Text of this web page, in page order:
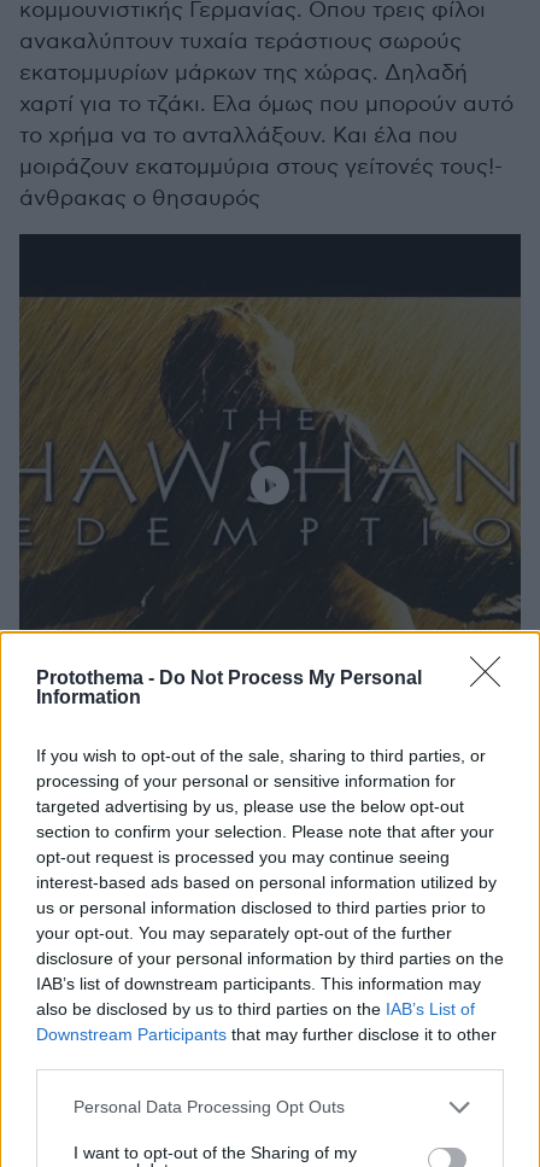
Protothema - Do Not Process My Personal
Information
If you wish to opt-out of the sale, sharing to third parties, or
processing of your personal or sensitive information for
targeted advertising by us, please use the below opt-out
section to confirm your selection. Please note that after your
opt-out request is processed you may continue seeing
interest-based ads based on personal information utilized by
us or personal information disclosed to third parties prior to
your opt-out. You may separately opt-out of the further
disclosure of your personal information by third parties on the
IAB’s list of downstream participants. This information may
also be disclosed by us to third parties on the IAB’s List of
Downstream Participants that may further disclose it to other
Please note that this website/app uses one or more Google
not limited to your visit or usage behaviour. You may click to
Personal Data Processing Opt Outs
I want to opt-out of the Sharing of my
κομμουνιστικής Γερμανίας. Οπου τρεις φίλοι
ανακαλύπτουν τυχαία τεράστιους σωρούς
εκατομμυρίων μάρκων της χώρας. Δηλαδή
χαρτί για το τζάκι. Ελα όμως που μπορούν αυτό
το χρήμα να το ανταλλάξουν. Και έλα που
μοιράζουν εκατομμύρια στους γείτονές τους!-
άνθρακας ο θησαυρός
«Τελευταία έξοδος: Ρίτα Χέιγουορθ» (The
Shawshank Redemption)
--Σκ Φρανκ Ντάραμποντ, Cast Τιμ Ρόμπινς,
Μόργκαν Φρίμαν
Επαναφορά της θρυλικής ταινίας του 1994 σε
φρέσκια κόπια. Στο IMBD έχει ψηφιστεί the
best film ever ανάμεσα σε 250 τίτλους. Οπου
νεαρός τραπεζίτης καταδικασμένος για τη
δολοφονία της γυναίκας του και του εραστή
διευθυντή ενώ ταυτοχρόνως σχεδιάζει την